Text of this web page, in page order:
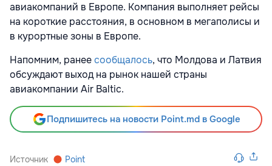
авиакомпаний в Европе. Компания выполняет рейсы
на короткие расстояния, в основном в мегаполисы и
в курортные зоны в Европе.
Напомним, ранеесообщалось, что Молдова и Латвия
обсуждают выход на рынок нашей страны
авиакомпании Air Baltic.
Подпишитесь на новости Point.md в Google
Источник Point